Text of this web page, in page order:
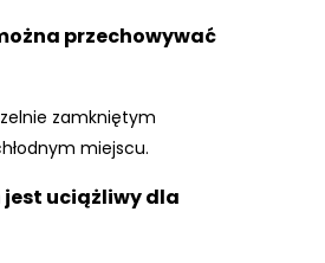
przechowywać
zamkniętym
miejscu.
jest uciążliwy dla